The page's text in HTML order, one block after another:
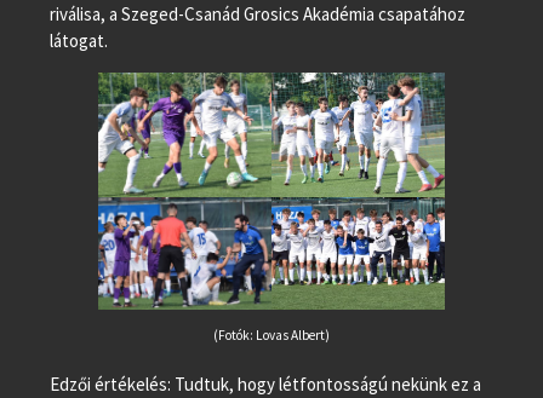
riválisa, a Szeged-Csanád Grosics Akadémia csapatához
látogat.
(Fotók: Lovas Albert)
Edzői értékelés: Tudtuk, hogy létfontosságú nekünk ez a